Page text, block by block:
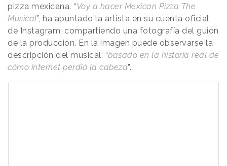
pizza mexicana. “Voy a hacer Mexican Pizza The
Musical”, ha apuntado la artista en su cuenta oficial
de Instagram, compartiendo una fotografía del guion
de la producción. En la imagen puede observarse la
descripción del musical: “basado en la historia real de
cómo internet perdió la cabeza”.